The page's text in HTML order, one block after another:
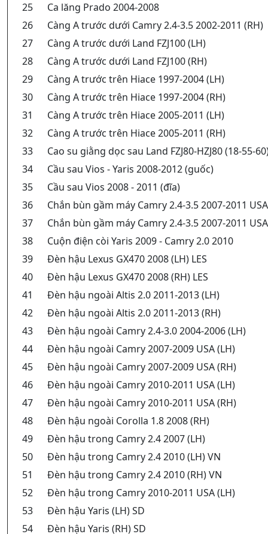
25
Ca lăng Prado 2004-2008
26
Càng A trước dưới Camry 2.4-3.5 2002-2011 (RH)
27
Càng A trước dưới Land FZJ100 (LH)
28
Càng A trước dưới Land FZJ100 (RH)
29
Càng A trước trên Hiace 1997-2004 (LH)
30
Càng A trước trên Hiace 1997-2004 (RH)
31
Càng A trước trên Hiace 2005-2011 (LH)
32
Càng A trước trên Hiace 2005-2011 (RH)
33
Cao su giằng dọc sau Land FZJ80-HZJ80 (18-55-
34
Cầu sau Vios - Yaris 2008-2012 (guốc)
35
Cầu sau Vios 2008 - 2011 (đĩa)
36
Chắn bùn gầm máy Camry 2.4-3.5 2007-2011
37
Chắn bùn gầm máy Camry 2.4-3.5 2007-2011
38
Cuộn điện còi Yaris 2009 - Camry 2.0 2010
39
Đèn hậu Lexus GX470 2008 (LH) LES
40
Đèn hậu Lexus GX470 2008 (RH) LES
41
Đèn hậu ngoài Altis 2.0 2011-2013 (LH)
42
Đèn hậu ngoài Altis 2.0 2011-2013 (RH)
43
Đèn hậu ngoài Camry 2.4-3.0 2004-2006 (LH)
44
Đèn hậu ngoài Camry 2007-2009 USA (LH)
45
Đèn hậu ngoài Camry 2007-2009 USA (RH)
46
Đèn hậu ngoài Camry 2010-2011 USA (LH)
47
Đèn hậu ngoài Camry 2010-2011 USA (RH)
48
Đèn hậu ngoài Corolla 1.8 2008 (RH)
49
Đèn hậu trong Camry 2.4 2007 (LH)
50
Đèn hậu trong Camry 2.4 2010 (LH) VN
51
Đèn hậu trong Camry 2.4 2010 (RH) VN
52
Đèn hậu trong Camry 2010-2011 USA (LH)
53
Đèn hậu Yaris (LH) SD
54
Đèn hậu Yaris (RH) SD